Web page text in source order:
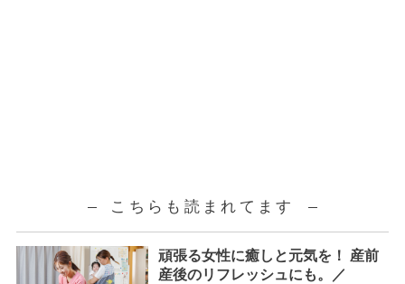
こちらも読まれてます
頑張る女性に癒しと元気を！ 産前
産後のリフレッシュにも。／